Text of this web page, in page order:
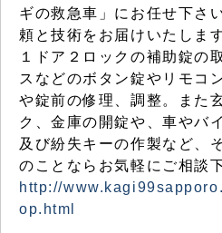
ギの救急車」にお任せ下さ
頼と技術をお届けいたします
１ドア２ロックの補助錠の
スなどのボタン錠やリモコ
や錠前の修理、調整。また
ク、金庫の開錠や、車やバ
及び紛失キーの作製など、
のことならお気軽にご相談
http://
op.html